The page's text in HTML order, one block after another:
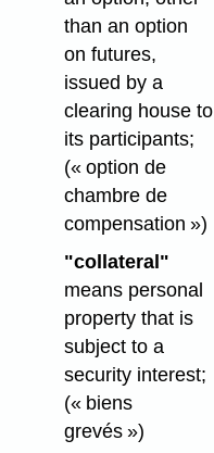
than an option
on futures,
issued by a
clearing house to
its participants;
(« option de
chambre de
compensation »)
"collateral"
means personal
property that is
subject to a
security interest;
(« biens
grevés »)